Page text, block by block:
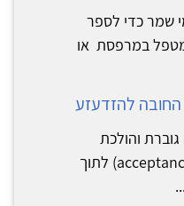
שמר כדי לספר
במרפסת או
להזדעזע
והולכת
להכניס עקרונות של קבלה (acceptance) לתוך